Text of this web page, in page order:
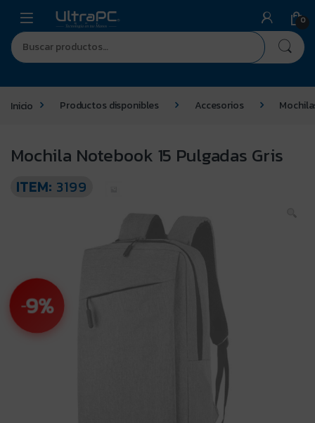
0
Inicio Productos disponibles Accesorios
-9%
Mochila Notebook 15 Pulgadas Gris
ITEM: 3199